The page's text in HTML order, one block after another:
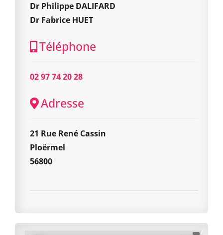
Dr Philippe DALIFARD
Dr Fabrice HUET
Téléphone
02 97 74 20 28
Adresse
21 Rue René Cassin
Ploërmel
56800